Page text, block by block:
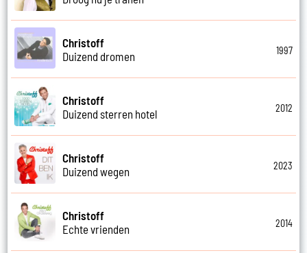
Christoff
Duizend dromen
1997
Christoff
Duizend sterren hotel
2012
Christoff
Duizend wegen
2023
Christoff
Echte vrienden
2014